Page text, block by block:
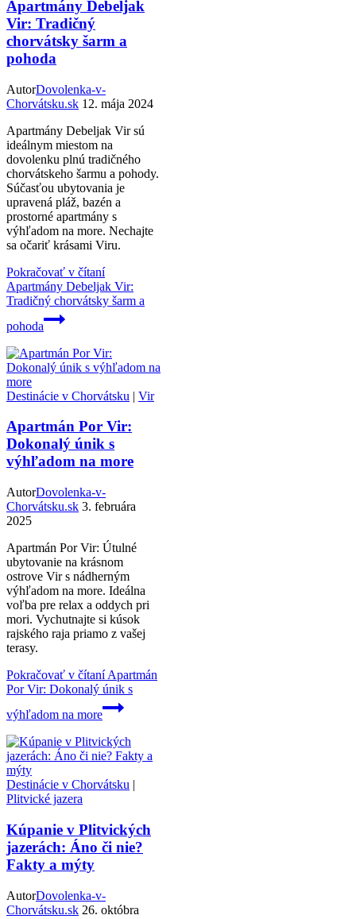
Apartmány Debeljak
Vir: Tradičný
chorvátsky šarm a
pohoda
AutorDovolenka-v-
Chorvátsku.sk 12. mája 2024
Apartmány Debeljak Vir sú
ideálnym miestom na
dovolenku plnú tradičného
chorvátskeho šarmu a pohody.
Súčasťou ubytovania je
upravená pláž, bazén a
prostorné apartmány s
výhľadom na more. Nechajte
sa očariť krásami Viru.
Pokračovať v čítaní
Apartmány Debeljak Vir:
Tradičný chorvátsky šarm a
pohoda
Destinácie v Chorvátsku | Vir
Apartmán Por Vir:
Dokonalý únik s
výhľadom na more
AutorDovolenka-v-
Chorvátsku.sk 3. februára
2025
Apartmán Por Vir: Útulné
ubytovanie na krásnom
ostrove Vir s nádherným
výhľadom na more. Ideálna
voľba pre relax a oddych pri
mori. Vychutnajte si kúsok
rajského raja priamo z vašej
terasy.
Pokračovať v čítaníApartmán
Por Vir: Dokonalý únik s
výhľadom na more
Destinácie v Chorvátsku |
Plitvické jazera
Kúpanie v Plitvických
jazerách: Áno či nie?
Fakty a mýty
AutorDovolenka-v-
Chorvátsku.sk 26. októbra